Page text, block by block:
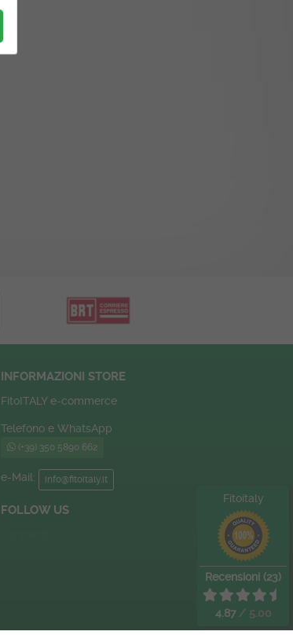
INFORMAZIONI STORE
FitoITALY e-commerce
Telefono e WhatsApp
(+39) 350 5890 662
e-Mail: info@fitoitaly.it
FOLLOW US
Fitoitaly
Recensioni (23)
4.87 / 5.00